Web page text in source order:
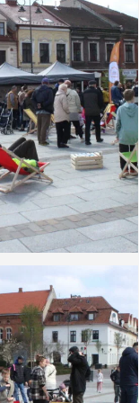
–
w Miejskiej
tomu
-